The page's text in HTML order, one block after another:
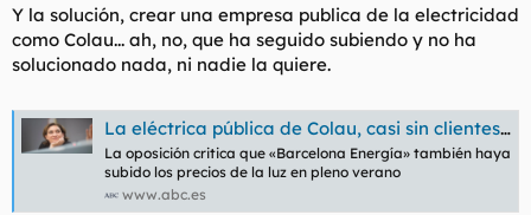
Y la solución, crear una empresa publica de la electricidad
como Colau... ah, no, que ha seguido subiendo y no ha
solucionado nada, ni nadie la quiere.
La eléctrica pública de Colau, casi sin clientes tres años después
La oposición critica que «Barcelona Energía» también haya
subido los precios de la luz en pleno verano
www.abc.es